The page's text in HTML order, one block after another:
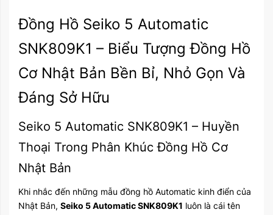
Đồng Hồ Seiko 5 Automatic
SNK809K1 – Biểu Tượng Đồng Hồ
Cơ Nhật Bản Bền Bỉ, Nhỏ Gọn Và
Đáng Sở Hữu
Seiko 5 Automatic SNK809K1 – Huyền
Thoại Trong Phân Khúc Đồng Hồ Cơ
Nhật Bản
Khi nhắc đến những mẫu đồng hồ Automatic kinh điển của
Nhật Bản, Seiko 5 Automatic SNK809K1 luôn là cái tên